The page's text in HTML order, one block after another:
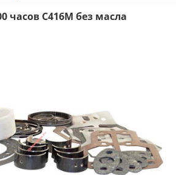
часов С416М без масла